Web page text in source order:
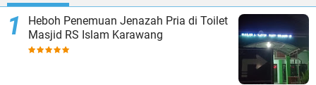
Heboh Penemuan Jenazah Pria di Toilet
Masjid RS Islam Karawang